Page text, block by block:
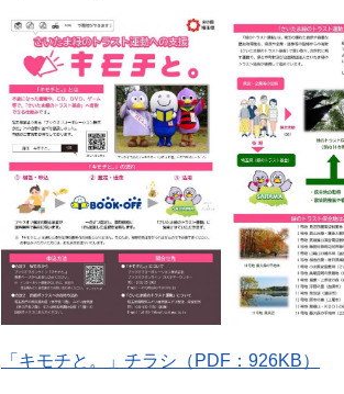
「キモチと。」チラシ（PDF：926KB）